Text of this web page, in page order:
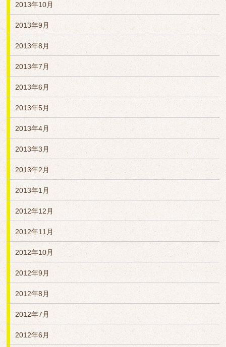
2013年10月
2013年9月
2013年8月
2013年7月
2013年6月
2013年5月
2013年4月
2013年3月
2013年2月
2013年1月
2012年12月
2012年11月
2012年10月
2012年9月
2012年8月
2012年7月
2012年6月